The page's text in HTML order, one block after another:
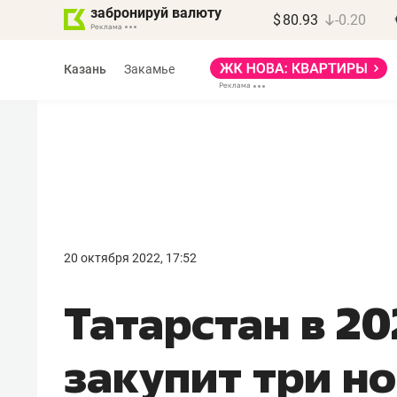
забронируй валюту $ 80.93 -0.20
Казань Закамье
20 октября 2022, 17:52
Татарстан в
закупит три
правил, бизнес может
потерять минимум